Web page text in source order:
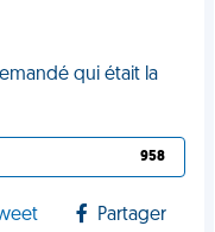
qui était la
958
Partager